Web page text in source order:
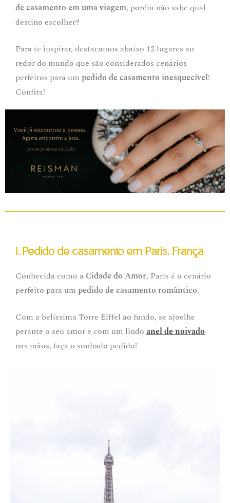
de casamento em uma viagem, porém não sabe qual
destino escolher?
Para te inspirar, destacamos abaixo 12 lugares ao
redor do mundo que são considerados cenários
perfeitos para um pedido de casamento inesquecível!
Confira!
1. Pedido de casamento em Paris, França
Conhecida como a Cidade do Amor, Paris é o cenário
perfeito para um pedido de casamento romântico.
Com a belíssima Torre Eiffel ao fundo, se ajoelhe
perante o seu amor e com um lindo anel de noivado
nas mãos, faça o sonhado pedido!